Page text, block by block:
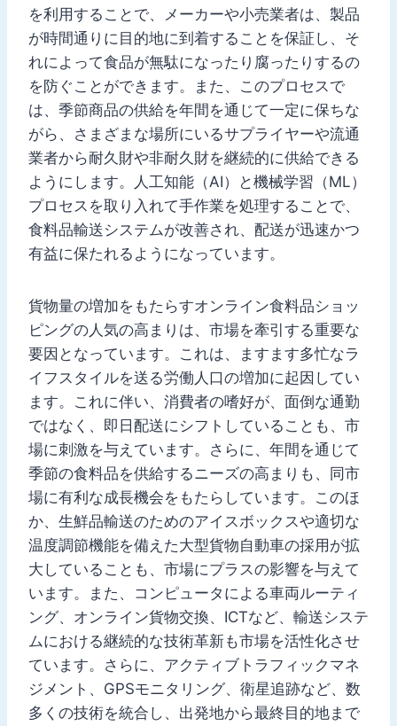
を利用することで、メーカーや小売業者は、製品
が時間通りに目的地に到着することを保証し、そ
れによって食品が無駄になったり腐ったりするの
を防ぐことができます。また、このプロセスで
は、季節商品の供給を年間を通じて一定に保ちな
がら、さまざまな場所にいるサプライヤーや流通
業者から耐久財や非耐久財を継続的に供給できる
ようにします。人工知能（AI）と機械学習（ML）
プロセスを取り入れて手作業を処理することで、
食料品輸送システムが改善され、配送が迅速かつ
有益に保たれるようになっています。
貨物量の増加をもたらすオンライン食料品ショッ
ピングの人気の高まりは、市場を牽引する重要な
要因となっています。これは、ますます多忙なラ
イフスタイルを送る労働人口の増加に起因してい
ます。これに伴い、消費者の嗜好が、面倒な通勤
ではなく、即日配送にシフトしていることも、市
場に刺激を与えています。さらに、年間を通じて
季節の食料品を供給するニーズの高まりも、同市
場に有利な成長機会をもたらしています。このほ
か、生鮮品輸送のためのアイスボックスや適切な
温度調節機能を備えた大型貨物自動車の採用が拡
大していることも、市場にプラスの影響を与えて
います。また、コンピュータによる車両ルーティ
ング、オンライン貨物交換、ICTなど、輸送システ
ムにおける継続的な技術革新も市場を活性化させ
ています。さらに、アクティブトラフィックマネ
ジメント、GPSモニタリング、衛星追跡など、数
多くの技術を統合し、出発地から最終目的地まで